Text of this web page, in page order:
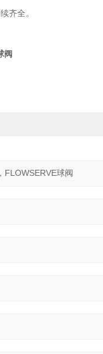
齐全。
阀